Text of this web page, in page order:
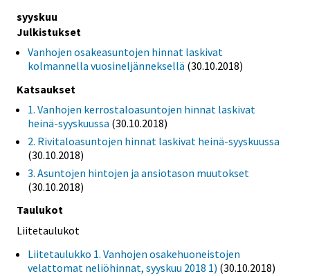
syyskuu
Julkistukset
Vanhojen osakeasuntojen hinnat laskivat
kolmannella vuosineljänneksellä (30.10.2018)
Katsaukset
1. Vanhojen kerrostaloasuntojen hinnat laskivat
heinä-syyskuussa (30.10.2018)
2. Rivitaloasuntojen hinnat laskivat heinä-syyskuussa
(30.10.2018)
3. Asuntojen hintojen ja ansiotason muutokset
(30.10.2018)
Taulukot
Liitetaulukot
Liitetaulukko 1. Vanhojen osakehuoneistojen
velattomat neliöhinnat, syyskuu 2018 1) (30.10.2018)